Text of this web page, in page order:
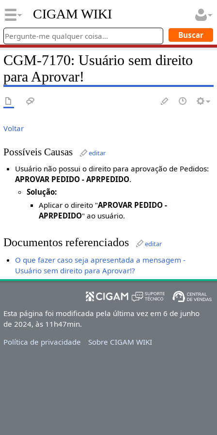
CIGAM WIKI
CGM-7170: Usuário sem direito
para Aprovar!
Voltar
Possíveis Causas editar
Usuário não possui o direito para aprovação de Pedidos:
APROVAR PEDIDO - APRPEDIDO.
Solução:
Aplicar o direito "APROVAR PEDIDO -
APRPEDIDO" ao usuário.
Documentos referenciados editar
O que fazer caso seja apresentada a mensagem -
Usuário sem direito para Aprovar!?
Esta página foi modificada pela última vez em 6 de junho
de 2024, às 11h47min.
Política de privacidade
Sobre CIGAM WIKI